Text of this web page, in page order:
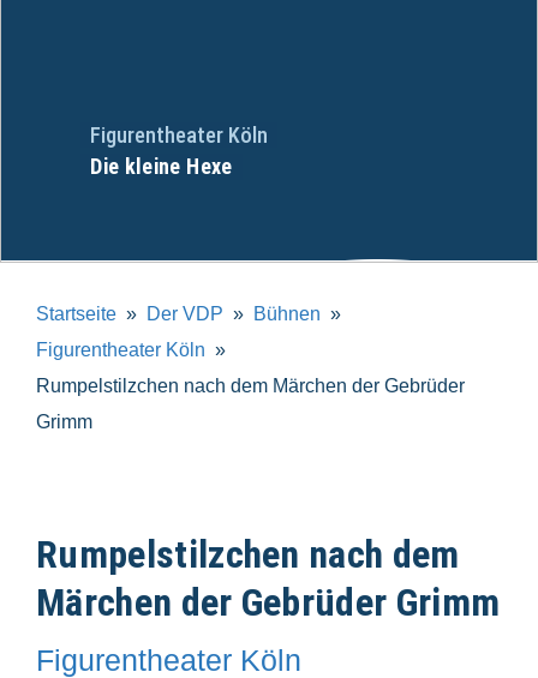
Figurentheater Köln
Die kleine Hexe
Startseite Der VDP
Bühnen
Figurentheater Köln
Rumpelstilzchen nach dem Märchen der Gebrüder
Grimm
Rumpelstilzchen nach dem
Märchen der Gebrüder Grimm
Figurentheater Köln